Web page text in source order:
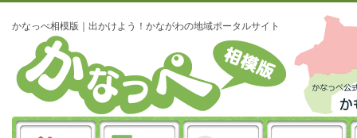
かなっぺ相模版｜出かけよう！かながわの地域ポータルサイト